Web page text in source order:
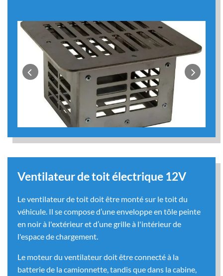
Ventilateur de toit électrique 12V
Le ventilateur de toit doit être monté sur le toit du
véhicule. Il se compose d’une enveloppe en tôle peinte
en noir à l'extérieur et d’une grille à l'intérieur de
l'espace de chargement.
Le moteur du ventilateur doit être connecté à la
batterie de la camionnette, tandis que dans la cabine,